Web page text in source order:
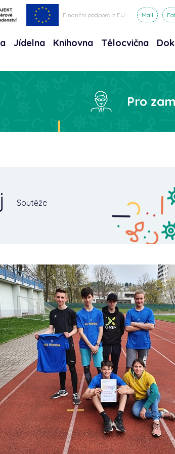
Finanční podpora z EU Mail
Jídelna Knihovna Tělocvična
Pro
Soutěže